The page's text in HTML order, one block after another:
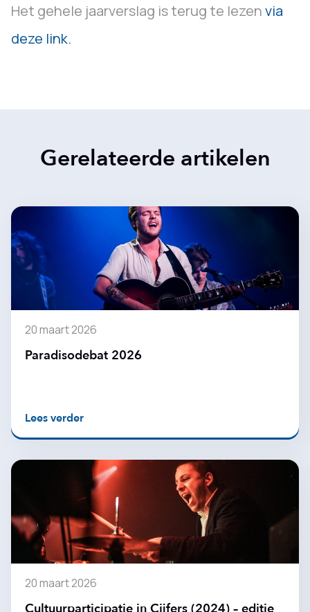
Het gehele jaarverslag is terug te lezenvia
deze link.
Gerelateerde artikelen
20 maart 2026
Paradisodebat 2026
Lees verder
20 maart 2026